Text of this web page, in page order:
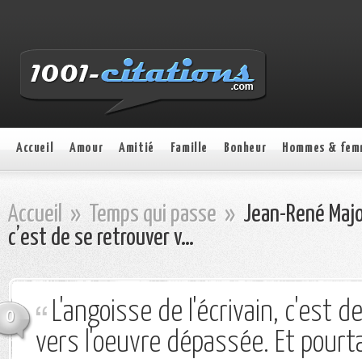
Accueil Amour Amitié Famille Bonheur Hommes &
Accueil » Temps qui passe » Jean-René
c’est de se retrouver v…
0
L'angoisse de l'écrivain, c'est
vers l'oeuvre dépassée. Et